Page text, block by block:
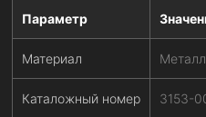
Параметр
Материал
Каталожный номер 3153-